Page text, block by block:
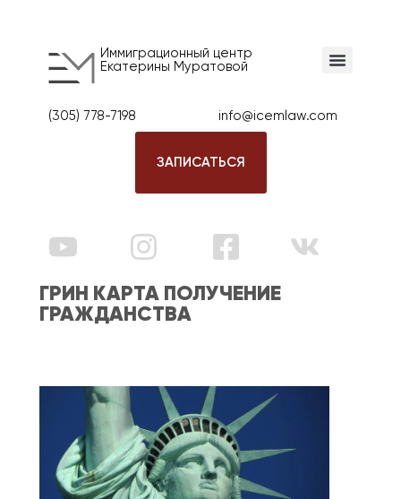
Иммиграционный центр
Екатерины Муратовой
(305) 778-7198 info@icemlaw.com
ЗАПИСАТЬСЯ
ГРИН КАРТА ПОЛУЧЕНИЕ
ГРАЖДАНСТВА